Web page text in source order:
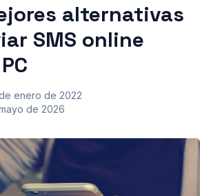
alternativas
SMS online
enero de 2022·
de 2026